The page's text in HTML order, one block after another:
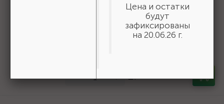
БАЗ KK19XW 16-H (Р80), 775 мм, 30 м,
водостойкий, шлифовальный рулон на
тканевой основе (3550-16-775)
- + шт
Цена и остатки
будут
зафиксированы
на 20.06.26 г.